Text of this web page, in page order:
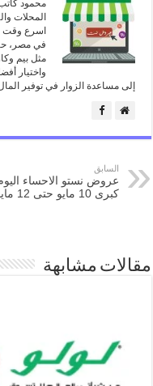
محمود
المحلات
اسرع وقت
في مصر،
مثل بيم
واختيار
إلى مساعدة الزوار في توفير
السابق
عروض نستو الاحساء
كبرى 10 مايو حتى 12 مايو 2026
مقالات مشابهة